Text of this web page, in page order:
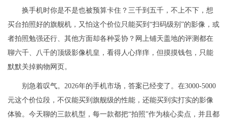
换手机时你是不是也被预算卡住？三千到五千，不上不下，想
买台拍照好的旗舰机，又怕这个价位只能买到“扫码级别”的影像，或
者拍照勉强还行、其他方面却各种妥协？网上铺天盖地的评测都在
聊六千、八千的顶级影像机皇，看得人心痒痒，但摸摸钱包，只能
默默关掉购物网页。
别急着叹气。2026年的手机市场，答案已经变了。在3000-5000
元这个价位段，不仅能买到旗舰级的性能，还能买到实打实的影像
体验。今天聊的三款机型，每一款都把“拍照”作为核心卖点，并且都